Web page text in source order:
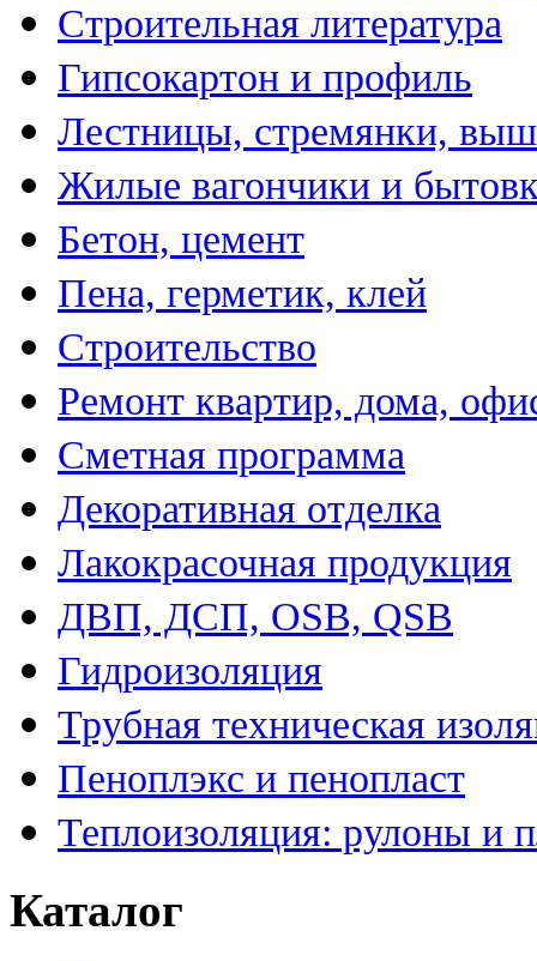
Строительная литература
Гипсокартон и профиль
Лестницы, стремянки,
Жилые вагончики и
Бетон, цемент
Пена, герметик, клей
Строительство
Ремонт квартир, дома,
Сметная программа
Декоративная отделка
Лакокрасочная продукция
ДВП, ДСП, OSB, QSB
Гидроизоляция
Трубная техническая
Пеноплэкс и пенопласт
Теплоизоляция: рулоны и
Каталог